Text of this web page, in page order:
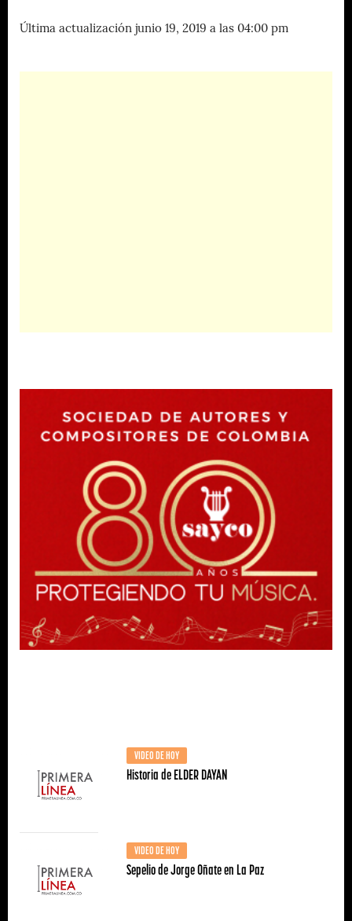
Última actualización junio 19, 2019 a las 04:00 pm
VIDEO DE HOY
Historia de ELDER DAYAN
VIDEO DE HOY
Sepelio de Jorge Oñate en La Paz